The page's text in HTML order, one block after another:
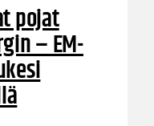
pojat
– EM-